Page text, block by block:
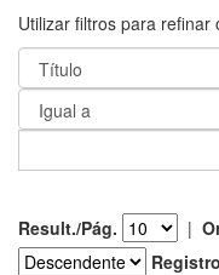
Utilizar filtros para refinar
Result./Pág. |